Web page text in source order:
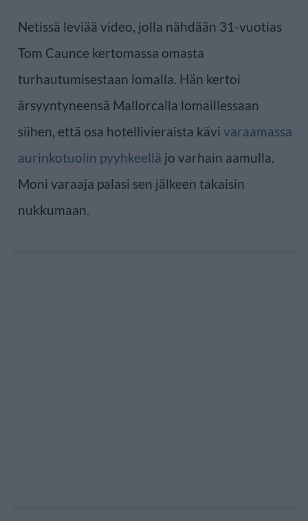
Netissä leviää video, jolla nähdään 31-vuotias
Tom Caunce kertomassa omasta
turhautumisestaan lomalla. Hän kertoi
ärsyyntyneensä Mallorcalla lomaillessaan
siihen, että osa hotellivieraista kävi varaamassa
aurinkotuolin pyyhkeellä jo varhain aamulla.
Moni varaaja palasi sen jälkeen takaisin
nukkumaan.